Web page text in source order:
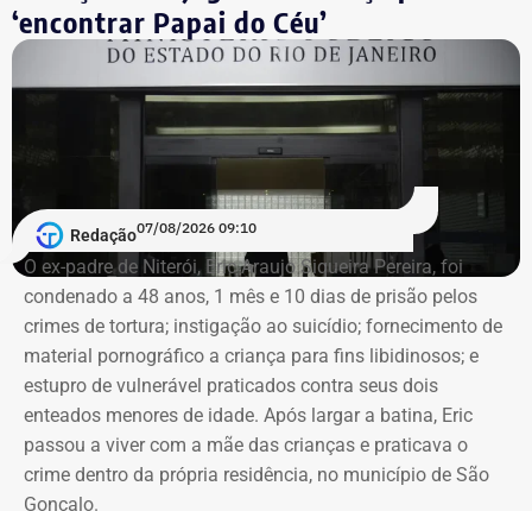
‘encontrar Papai do Céu’
Redação07/08/2026 09:10
O ex-padre de Niterói, Eric Araujo Siqueira Pereira, foi
condenado a 48 anos, 1 mês e 10 dias de prisão pelos
crimes de tortura; instigação ao suicídio; fornecimento de
material pornográfico a criança para fins libidinosos; e
estupro de vulnerável praticados contra seus dois
enteados menores de idade. Após largar a batina, Eric
passou a viver com a mãe das crianças e praticava o
crime dentro da própria residência, no município de São
Gonçalo.